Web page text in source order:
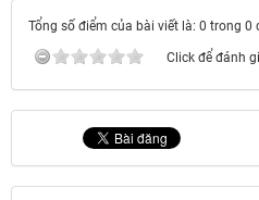
Tổng số điểm của bài viết là: 0 trong 0
Click để đánh